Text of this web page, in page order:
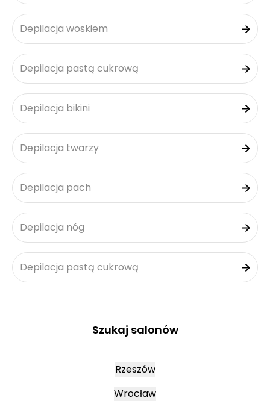
Depilacja woskiem
Depilacja pastą cukrową
Depilacja bikini
Depilacja twarzy
Depilacja pach
Depilacja nóg
Depilacja pastą cukrową
Szukaj salonów
Rzeszów
Wrocław